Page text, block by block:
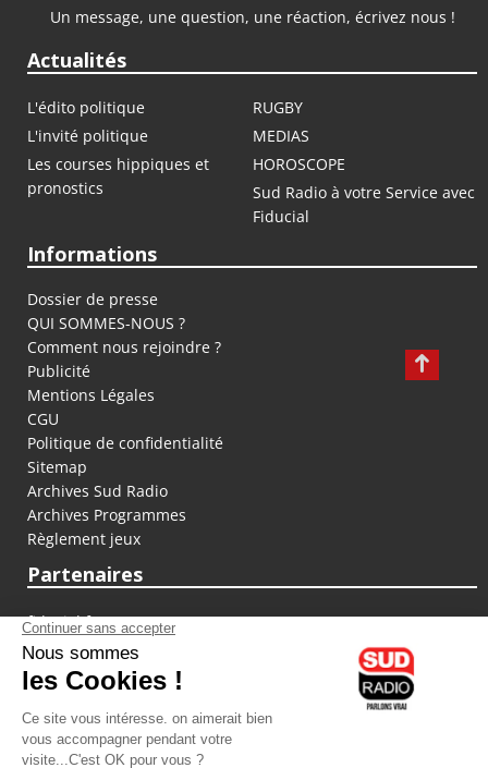
Un message, une question, une réaction, écrivez nous !
Actualités
L'édito politique
RUGBY
L'invité politique
MEDIAS
Les courses hippiques et
pronostics
HOROSCOPE
Sud Radio à votre Service avec
Fiducial
Informations
Dossier de presse
QUI SOMMES-NOUS ?
Comment nous rejoindre ?
Publicité
Mentions Légales
CGU
Politique de confidentialité
Sitemap
Archives Sud Radio
Archives Programmes
Règlement jeux
Partenaires
fiducial.fr
lyoncapitale.fr
olympique-et-lyonnais.com
L'application Iphone / Android